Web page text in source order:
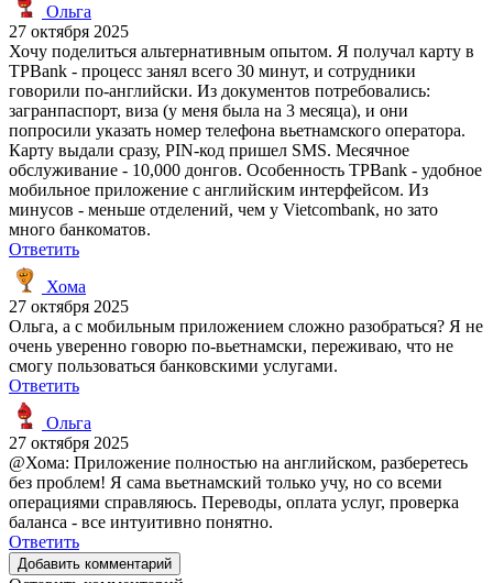
Ольга
27 октября 2025
Хочу поделиться альтернативным опытом. Я получал карту в
TPBank - процесс занял всего 30 минут, и сотрудники
говорили по-английски. Из документов потребовались:
загранпаспорт, виза (у меня была на 3 месяца), и они
попросили указать номер телефона вьетнамского оператора.
Карту выдали сразу, PIN-код пришел SMS. Месячное
обслуживание - 10,000 донгов. Особенность TPBank - удобное
мобильное приложение с английским интерфейсом. Из
минусов - меньше отделений, чем у Vietcombank, но зато
много банкоматов.
Ответить
Хома
27 октября 2025
Ольга, а с мобильным приложением сложно разобраться? Я не
очень уверенно говорю по-вьетнамски, переживаю, что не
смогу пользоваться банковскими услугами.
Ответить
Ольга
27 октября 2025
@Хома: Приложение полностью на английском, разберетесь
без проблем! Я сама вьетнамский только учу, но со всеми
операциями справляюсь. Переводы, оплата услуг, проверка
баланса - все интуитивно понятно.
Ответить
Добавить комментарий